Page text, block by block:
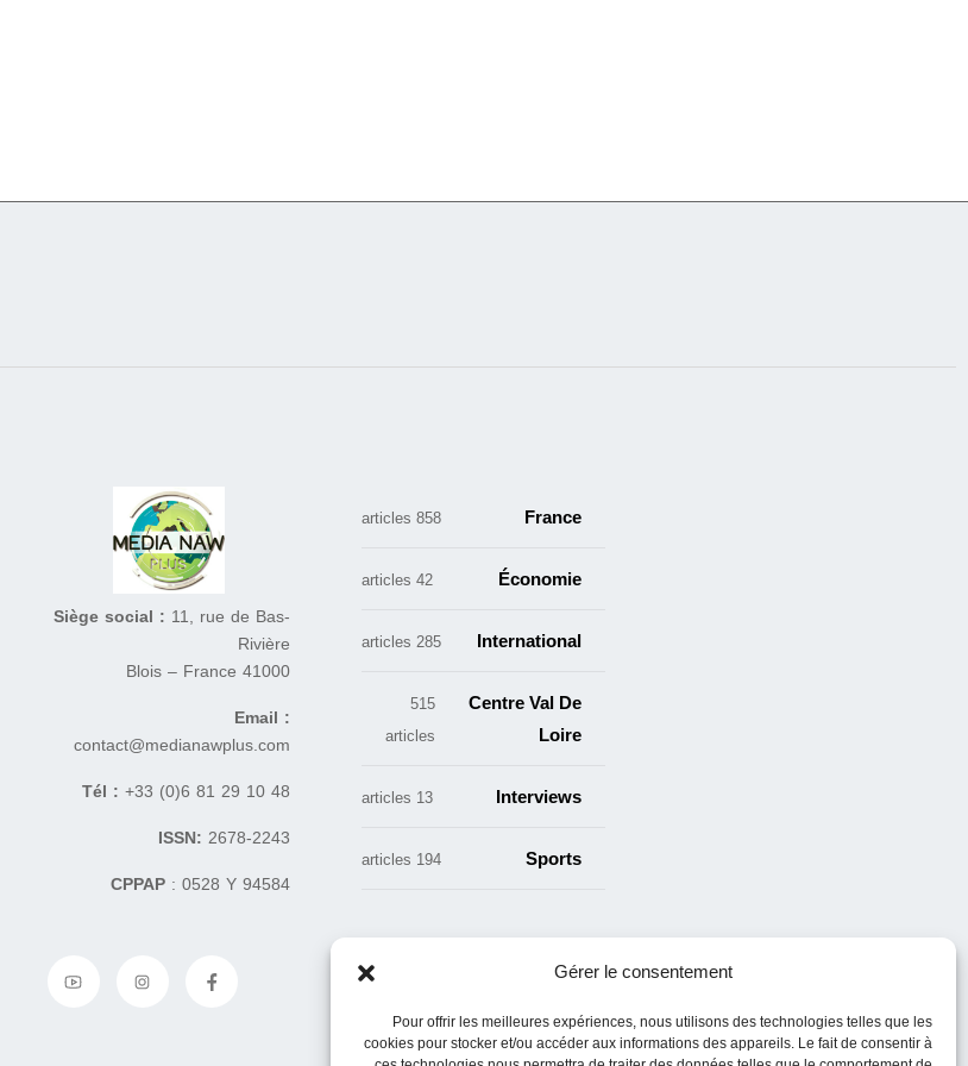
Gérer le consentement
Pour offrir les meilleures expériences, nous utilisons des technologies telles que les
cookies pour stocker et/ou accéder aux informations des appareils. Le fait de consentir à
France
858 articles
Économie
42 articles
International
285 articles
Centre Val De
Loire
515
articles
Interviews
13 articles
Sports
194 articles
Siège social : 11, rue de Bas-
Rivière
41000 Blois – France
Email :
contact@medianawplus.com
Tél :+33 (0)6 81 29 10 48
ISSN:2678-2243
CPPAP : 0528 Y 94584